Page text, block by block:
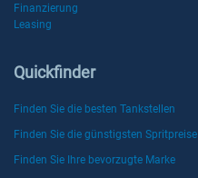
Finanzierung
Leasing
Quickfinder
Finden Sie die besten Tankstellen
Finden Sie die günstigsten Spritpreise
Finden Sie Ihre bevorzugte Marke